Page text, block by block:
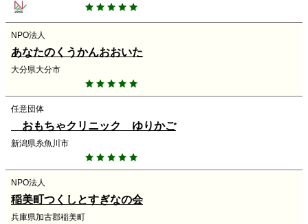
NPO法人
あなたのくうかんおおいた
大分県大分市
任意団体
おもちゃクリニック ゆりかご
新潟県糸魚川市
NPO法人
稲美町つくしとすぎなの会
兵庫県加古郡稲美町